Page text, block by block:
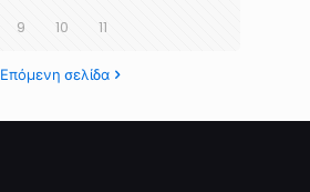
9
10 11
Επόμενη σελίδα